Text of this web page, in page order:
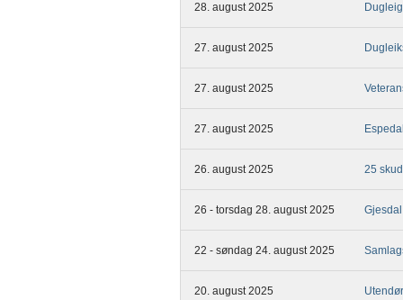
28. august 2025
27. august 2025
27. august 2025
27. august 2025
26. august 2025 25
26 - torsdag 28. august 2025
22 - søndag 24. august 2025
20. august 2025